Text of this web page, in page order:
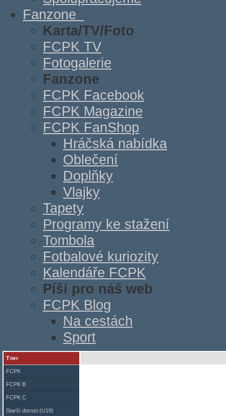
Fanzone
Karta/TV/Foto
FCPK TV
Fotogalerie
Fanzone
FCPK Facebook
FCPK Magazine
FCPK FanShop
Hráčská nabídka
Oblečení
Doplňky
Vlajky
Tapety
Programy ke stažení
Tombola
Fotbalové kuriozity
Kalendáře FCPK
Píší pro náš web
FCPK Blog
Na cestách
Sport
Týmy
FCPK
FCPK B
FCPK C
Starší dorost (U19)